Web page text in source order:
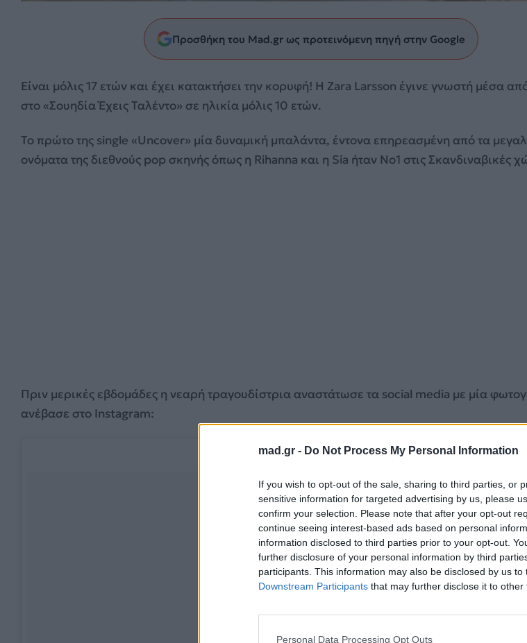
mad.gr - Do Not Process My Personal Information
If you wish to opt-out of the sale, sharing to third parties, or
sensitive information for targeted advertising by us, please
confirm your selection. Please note that after your opt-out
continue seeing interest-based ads based on personal
information disclosed to third parties prior to your opt-out.
further disclosure of your personal information by third
participants. This information may also be disclosed by us
Downstream Participants that may further disclose it to other
Personal Data Processing Opt Outs
Προσθήκη του Mad.gr ως προτεινόμενη πηγή στην Google
Είναι μόλις 17 ετών και έχει κατακτήσει την κορυφή! Η Zara Larsson έγινε γνωστή μέσα
στο «Σουηδία Έχεις Ταλέντο» σε ηλικία μόλις 10 ετών.
Το πρώτο της single «Uncover» μία δυναμική μπαλάντα, έντονα επηρεασμένη από τα
ονόματα της διεθνούς pop σκηνής όπως η Rihanna και η Sia ήταν Νο1 στις Σκανδιναβικές
Πριν μερικές εβδομάδες η νεαρή τραγουδίστρια αναστάτωσε τα social media με μία
ανέβασε στο Instagram: